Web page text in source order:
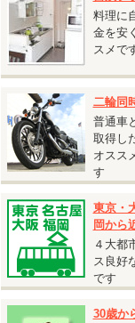
AT車 税込
■校内寮シングル・シン
AT車 税込
ス）。あらかじめご了承
MT車をご希望の方は税
普通二輪免許を所持さ
※保証内容・往復交通費
※2人部屋または4人部屋
い。
『期間限定割引
料理に
金を安
スメで
二輪同
普通車
取得し
オスス
す
東京・
岡から
４大都
ス良好
です
30歳か